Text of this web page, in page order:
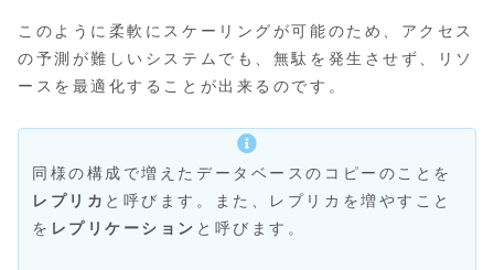
このように柔軟にスケーリングが可能のため、アクセス
の予測が難しいシステムでも、無駄を発生させず、リソ
ースを最適化することが出来るのです。
同様の構成で増えたデータベースのコピーのことを
レプリカ と呼びます。また、レプリカを増やすこと
を レプリケーション と呼びます。